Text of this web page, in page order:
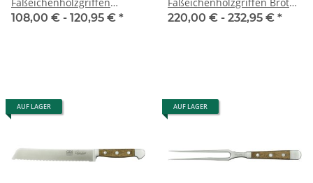
Ausbeinm. flex. (neu)
108,00 € - 120,95 € *
Franz Güde
220,00 € - 232,95 € *
AUF LAGER AUF LAGER